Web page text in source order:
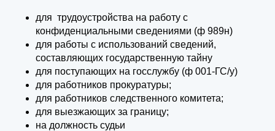
для трудоустройства на работу с
конфиденциальными сведениями (ф 989н)
для работы с использований сведений,
составляющих государственную тайну
для поступающих на госслужбу (ф 001-ГС/у)
для работников прокуратуры;
для работников следственного комитета;
для выезжающих за границу;
на должность судьи